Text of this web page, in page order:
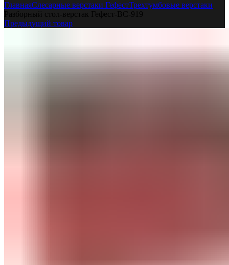
ГлавнаяСлесарные верстаки ГефестТрехтумбовые верстаки
Разборный стол-верстак Гефест-ВС-919
Предыдущий товар